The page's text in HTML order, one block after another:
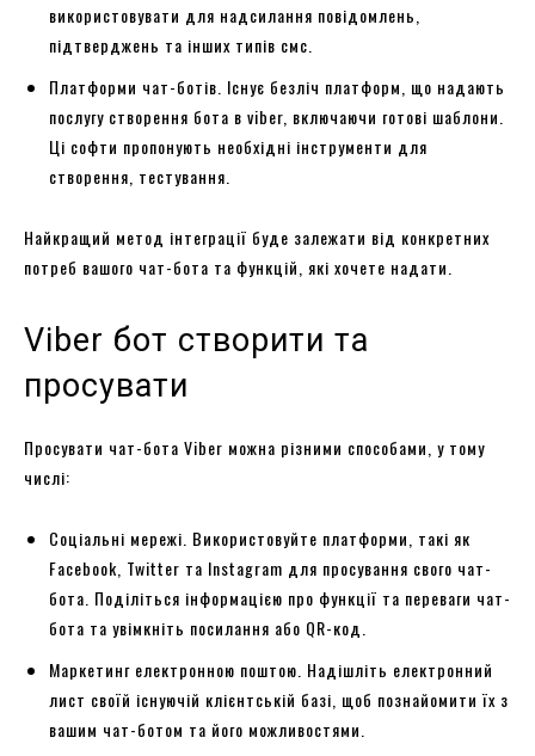
використовувати для надсилання повідомлень,
підтверджень та інших типів смс.
Платформи чат-ботів. Існує безліч платформ, що надають
послугу створення бота в viber, включаючи готові шаблони.
Ці софти пропонують необхідні інструменти для
створення, тестування.
Найкращий метод інтеграції буде залежати від конкретних
потреб вашого чат-бота та функцій, які хочете надати.
Viber бот створити та
просувати
Просувати чат-бота Viber можна різними способами, у тому
числі:
Соціальні мережі. Використовуйте платформи, такі як
Facebook, Twitter та Instagram для просування свого чат-
бота. Поділіться інформацією про функції та переваги чат-
бота та увімкніть посилання або QR-код.
Маркетинг електронною поштою. Надішліть електронний
лист своїй існуючій клієнтській базі, щоб познайомити їх з
вашим чат-ботом та його можливостями.